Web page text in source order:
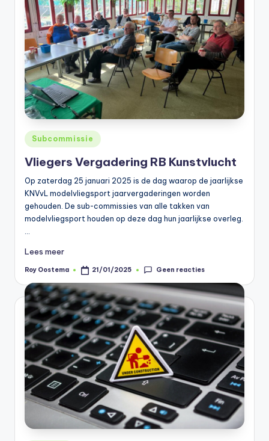
Geplaatst
in
Subcommissie
Vliegers Vergadering RB Kunstvlucht
Op zaterdag 25 januari 2025 is de dag waarop de jaarlijkse
KNVvL modelvliegsport jaarvergaderingen worden
gehouden. De sub-commissies van alle takken van
modelvliegsport houden op deze dag hun jaarlijkse overleg.
Lees meer
Geplaatst
Roy Oostema 21/01/2025 Geen reacties